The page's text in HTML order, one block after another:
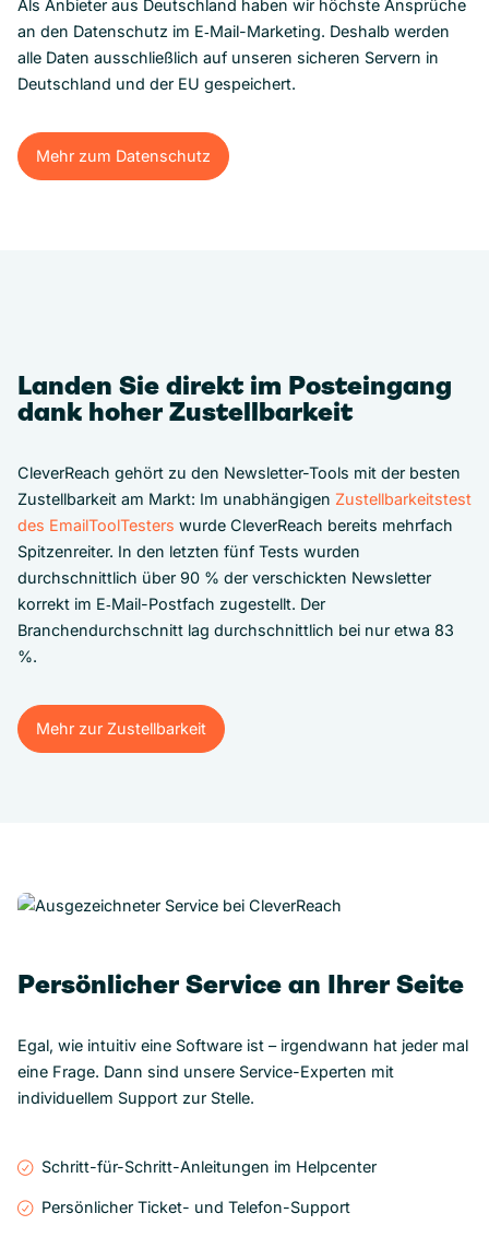
Als Anbieter aus Deutschland haben wir höchste Ansprüche
an den Datenschutz im E‑Mail-Marketing. Deshalb werden
alle Daten ausschließlich auf unseren sicheren Servern in
Deutschland und der EU gespeichert.
Mehr zum Datenschutz
Mehr zum Datenschutz
Landen Sie direkt im Posteingang
dank hoher Zustellbarkeit
CleverReach gehört zu den Newsletter-Tools mit der besten
Zustellbarkeit am Markt: Im unabhängigen Zustellbarkeitstest
des EmailToolTesters wurde CleverReach bereits mehrfach
Spitzenreiter. In den letzten fünf Tests wurden
durchschnittlich über 90 % der verschickten Newsletter
korrekt im E‑Mail-Postfach zugestellt. Der
Branchendurchschnitt lag durchschnittlich bei nur etwa 83
%.
Mehr zur Zustellbarkeit
Mehr zur Zustellbarkeit
Persönlicher Service an Ihrer Seite
Egal, wie intuitiv eine Software ist – irgendwann hat jeder mal
eine Frage. Dann sind unsere Service-Experten mit
individuellem Support zur Stelle.
Schritt-für-Schritt-Anleitungen im Helpcenter
Persönlicher Ticket- und Telefon-Support